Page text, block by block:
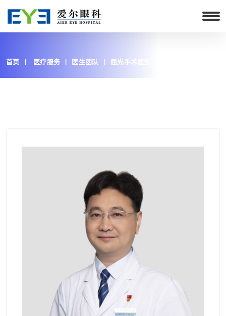
首页 医疗服务 医生团队 屈光手术医生